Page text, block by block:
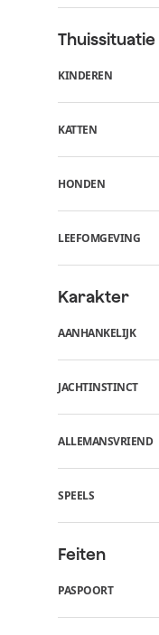
Thuissituatie
KINDEREN
KATTEN
HONDEN
LEEFOMGEVING
Karakter
AANHANKELIJK
JACHTINSTINCT
ALLEMANSVRIEND
SPEELS
Feiten
PASPOORT